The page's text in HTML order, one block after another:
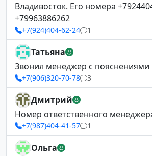
Владивосток. Его номера
+79963886262
+7(924)404-62-24 1
Татьяна
Звонил менеджер с пояснениями
+7(906)320-70-78 3
Дмитрий
Номер ответственного
+7(987)404-41-57 1
Ольга